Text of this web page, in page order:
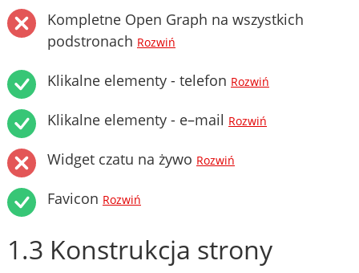
Kompletne Open Graph na wszystkich
podstronach Rozwiń
Klikalne elementy - telefon Rozwiń
Klikalne elementy - e–mail Rozwiń
Widget czatu na żywo Rozwiń
Favicon Rozwiń
1.3 Konstrukcja strony